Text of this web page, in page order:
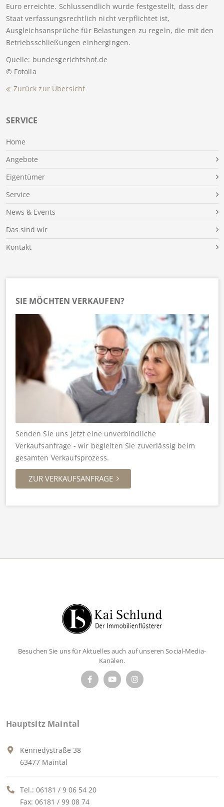
SERVICE
Home
Angebote
Eigentümer
Service
News & Events
Das sind wir
Kontakt
SIE MÖCHTEN VERKAUFEN?
Senden Sie uns jetzt eine unverbindliche
Verkaufsanfrage - wir begleiten Sie zuverlässig beim
gesamten Verkaufsprozess.
ZUR VERKAUFSANFRAGE
Euro erreichte. Schlussendlich wurde festgestellt, dass der
Staat verfassungsrechtlich nicht verpflichtet ist,
Ausgleichsansprüche für Belastungen zu regeln, die mit den
Betriebsschließungen einhergingen.
Quelle: bundesgerichtshof.de
© Fotolia
Zurück zur Übersicht
Besuchen Sie uns für Aktuelles auch auf unseren Social-Media-
Kanälen.
Hauptsitz Maintal
Kennedystraße 38
63477 Maintal
Tel.: 06181 / 9 06 54 20
Fax: 06181 / 99 08 74